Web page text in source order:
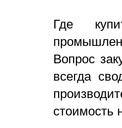
Где
Вопрос
всегда
стоимость